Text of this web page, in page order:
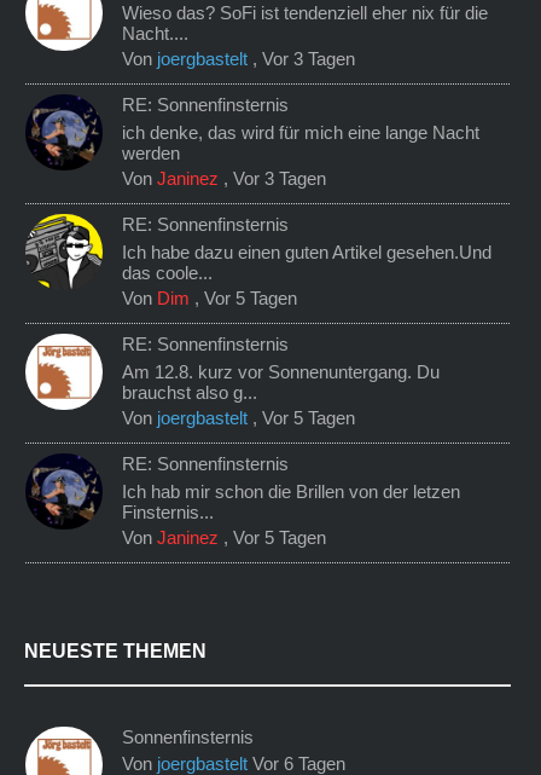
Wieso das? SoFi ist tendenziell eher nix für die
Nacht....
Von joergbastelt ,Vor 3 Tagen
RE: Sonnenfinsternis
ich denke, das wird für mich eine lange Nacht
werden
VonJaninez ,Vor 3 Tagen
RE: Sonnenfinsternis
Ich habe dazu einen guten Artikel gesehen.Und
das coole...
Von Dim ,Vor 5 Tagen
RE: Sonnenfinsternis
Am 12.8. kurz vor Sonnenuntergang. Du
brauchst also g...
Von joergbastelt ,Vor 5 Tagen
RE: Sonnenfinsternis
Ich hab mir schon die Brillen von der letzen
Finsternis...
VonJaninez ,Vor 5 Tagen
NEUESTE THEMEN
Sonnenfinsternis
Von joergbastelt Vor 6 Tagen